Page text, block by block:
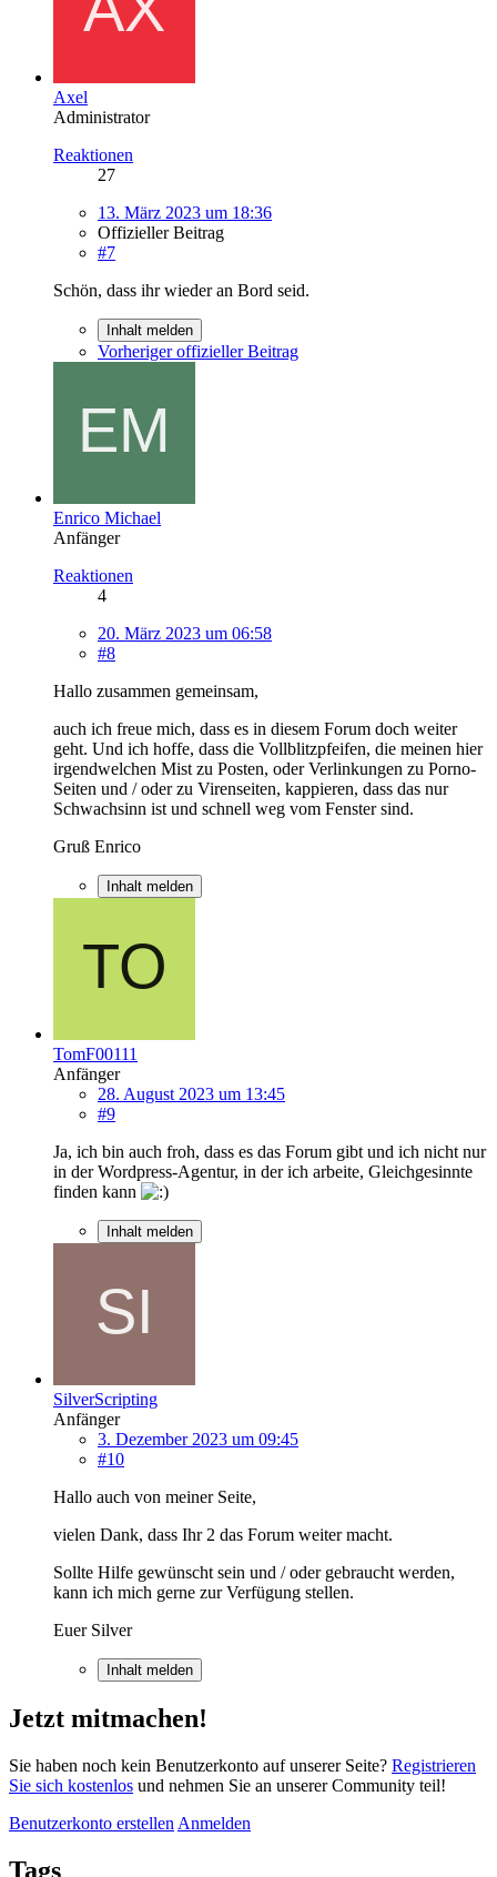
Axel
Administrator
Reaktionen
27
13. März 2023 um 18:36
Offizieller Beitrag
#7
Schön, dass ihr wieder an Bord seid.
Inhalt melden
Vorheriger offizieller Beitrag
Enrico Michael
Anfänger
Reaktionen
4
20. März 2023 um 06:58
#8
Hallo zusammen gemeinsam,
auch ich freue mich, dass es in diesem Forum doch weiter
geht. Und ich hoffe, dass die Vollblitzpfeifen, die meinen hier
irgendwelchen Mist zu Posten, oder Verlinkungen zu Porno-
Seiten und / oder zu Virenseiten, kappieren, dass das nur
Schwachsinn ist und schnell weg vom Fenster sind.
Gruß Enrico
Inhalt melden
TomF00111
Anfänger
28. August 2023 um 13:45
#9
Ja, ich bin auch froh, dass es das Forum gibt und ich nicht nur
in der Wordpress-Agentur, in der ich arbeite, Gleichgesinnte
finden kann
Inhalt melden
SilverScripting
Anfänger
3. Dezember 2023 um 09:45
#10
Hallo auch von meiner Seite,
vielen Dank, dass Ihr 2 das Forum weiter macht.
Sollte Hilfe gewünscht sein und / oder gebraucht werden,
kann ich mich gerne zur Verfügung stellen.
Euer Silver
Inhalt melden
Jetzt mitmachen!
Sie haben noch kein Benutzerkonto auf unserer Seite? Registrieren
Sie sich kostenlos und nehmen Sie an unserer Community teil!
Benutzerkonto erstellen Anmelden
Tags